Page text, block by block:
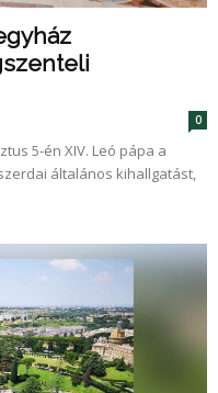
0
5-én XIV. Leó pápa a
általános kihallgatást,